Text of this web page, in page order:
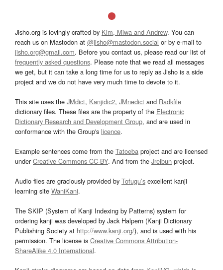
Jisho.org is lovingly crafted by Kim, Miwa and Andrew. You can
reach us on Mastodon at @jisho@mastodon.social or by e-mail to
jisho.org@gmail.com. Before you contact us, please read our list of
frequently asked questions. Please note that we read all messages
we get, but it can take a long time for us to reply as Jisho is a side
project and we do not have very much time to devote to it.
This site uses the JMdict, Kanjidic2, JMnedict and Radkfile
dictionary files. These files are the property of the Electronic
Dictionary Research and Development Group, and are used in
conformance with the Group's licence.
Example sentences come from the Tatoeba project and are licensed
underCreative Commons CC-BY. And from the Jreibun project.
Audio files are graciously provided by Tofugu’s excellent kanji
learning site WaniKani.
The SKIP (System of Kanji Indexing by Patterns) system for
ordering kanji was developed by Jack Halpern (Kanji Dictionary
Publishing Society at http://www.kanji.org/), and is used with his
permission. The license is Creative Commons Attribution-
ShareAlike 4.0 International.